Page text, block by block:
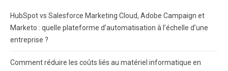
HubSpot vs Salesforce Marketing Cloud, Adobe Campaign et
Marketo : quelle plateforme d’automatisation à l’échelle d’une
entreprise ?
Comment réduire les coûts liés au matériel informatique en